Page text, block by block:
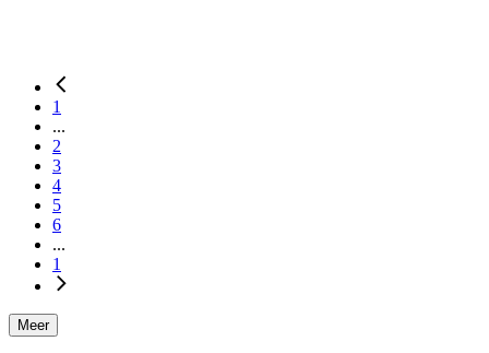
1
...
2
3
4
5
6
...
1
Meer